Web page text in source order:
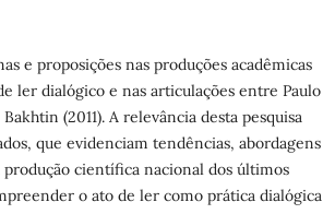
e proposições nas produções acadêmicas
ler dialógico e nas articulações entre Paulo
(2011). A relevância desta pesquisa
que evidenciam tendências, abordagens
científica nacional dos últimos
o ato de ler como prática dialógica